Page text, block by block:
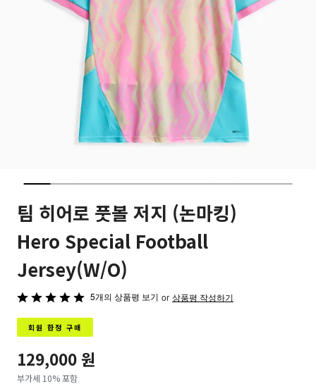
팀 히어로 풋볼 저지 (논마킹)
Hero Special Football
Jersey(W/O)
5
중
5
가
됨
5개의 상품평 보기 or 상품평 작성하기
회원 한정 구매
129,000 원
부가세 10% 포함